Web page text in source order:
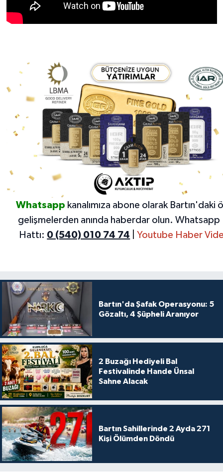
Whatsapp kanalımıza abone olarak Bartın'daki
gelişmelerden anında haberdar olun. Whatsapp
Hattı: 0 (540) 010 74 74 |Youtube Haber
Bartın'da Şafak Operasyonu: 5
Gözaltı, 4 Şüpheli Aranıyor
2 Buzağı Hediyeli Bal
Festivalinde Hande Ünsal
Sahne Alacak
Bartın Sahillerinde 2 Ayda 271
Kişi Ölümden Döndü